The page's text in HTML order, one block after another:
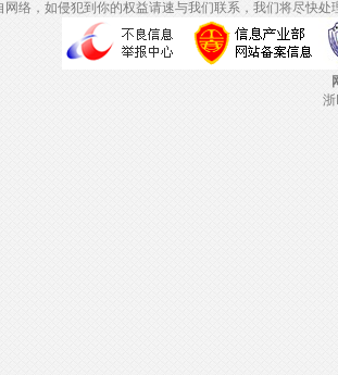
网络，如侵犯到你的权益请速与我们联系，我们将尽快